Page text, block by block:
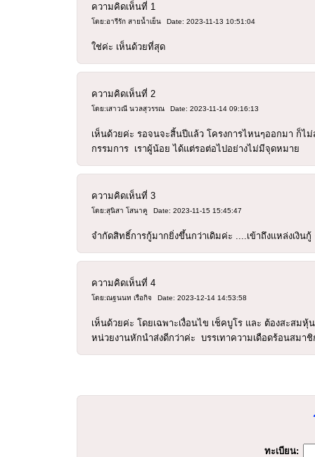
ความคิดเห็นที่ 1
โดย:อารีรัก สายน้ำเย็น Date: 2023-11-13 10:51:04
ใช่ค่ะ เห็นด้วยที่สุด
ความคิดเห็นที่ 2
โดย:เสาวณี นวลสุวรรณ Date: 2023-11-14 09:16:13
เห็นด้วยค่ะ รอจนจะสิ้นปีแล้ว โครงการไหนๆออกมา ก็
กรรมการ เราผู้น้อย ได้แต่รอต่อไปอย่างไม่มีจุดหมาย
ความคิดเห็นที่ 3
โดย:สุนิสา โสนาคู Date: 2023-11-15 15:45:47
จำกัดสิทธิ์การกู้มากยิ่งขึ้นกว่าเดิมค่ะ ....เข้าถึงแหล่งเงินกู้
ความคิดเห็นที่ 4
โดย:ณฐนนท เรือกิจ Date: 2023-12-14 14:53:58
เห็นด้วยค่ะ โดยเฉพาะเงื่อนไข เช็คบูโร และ ต้องสะสม
หน่วยงานหักนำส่งดีกว่าค่ะ บรรเทาความเดือดร้อนสมาชิ
ทะเบียน: